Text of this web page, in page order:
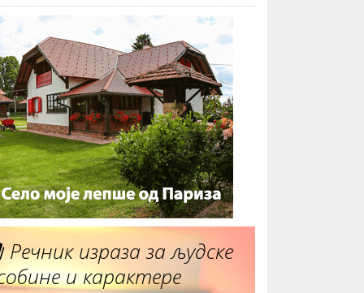
Речник израза за људске
и карактере